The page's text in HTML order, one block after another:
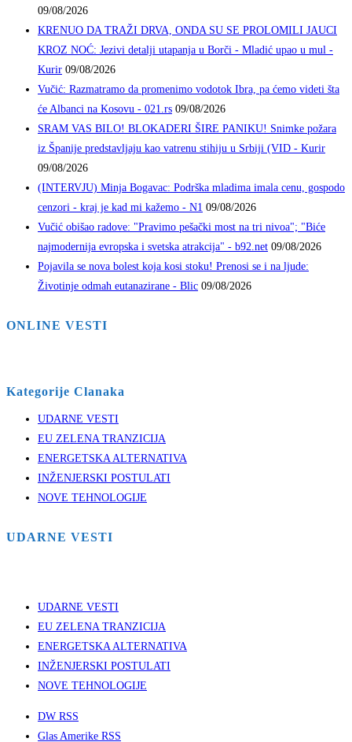
09/08/2026
KRENUO DA TRAŽI DRVA, ONDA SU SE PROLOMILI JAUCI
KROZ NOĆ: Jezivi detalji utapanja u Borči - Mladić upao u mul -
Kurir 09/08/2026
Vučić: Razmatramo da promenimo vodotok Ibra, pa ćemo videti šta
će Albanci na Kosovu - 021.rs 09/08/2026
SRAM VAS BILO! BLOKADERI ŠIRE PANIKU! Snimke požara
iz Španije predstavljaju kao vatrenu stihiju u Srbiji (VID - Kurir
09/08/2026
(INTERVJU) Minja Bogavac: Podrška mladima imala cenu, gospodo
cenzori - kraj je kad mi kažemo - N1 09/08/2026
Vučić obišao radove: "Pravimo pešački most na tri nivoa"; "Biće
najmodernija evropska i svetska atrakcija" - b92.net 09/08/2026
Pojavila se nova bolest koja kosi stoku! Prenosi se i na ljude:
Životinje odmah eutanazirane - Blic 09/08/2026
ONLINE VESTI
Kategorije Clanaka
UDARNE VESTI
EU ZELENA TRANZICIJA
ENERGETSKA ALTERNATIVA
INŽENJERSKI POSTULATI
NOVE TEHNOLOGIJE
UDARNE VESTI
UDARNE VESTI
EU ZELENA TRANZICIJA
ENERGETSKA ALTERNATIVA
INŽENJERSKI POSTULATI
NOVE TEHNOLOGIJE
DW RSS
Glas Amerike RSS